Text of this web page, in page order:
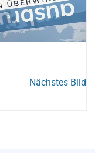
Nächstes Bild